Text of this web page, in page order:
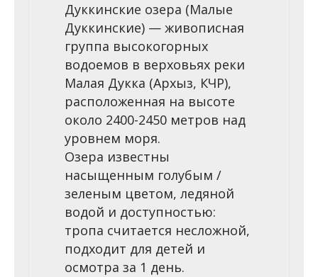
Дуккинские озера (Малые
Дуккинские) — живописная
группа высокогорных
водоемов в верховьях реки
Малая Дукка (Архыз, КЧР),
расположенная на высоте
около 2400-2450 метров над
уровнем моря.
Озера известны
насыщенным голубым /
зеленым цветом, ледяной
водой и доступностью:
тропа считается несложной,
подходит для детей и
осмотра за 1 день.